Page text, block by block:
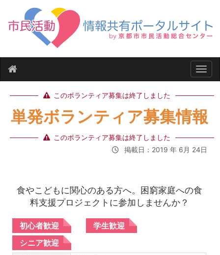
ナビ
このボランティア募集は終了しました
単発ボランティア募集情報
このボランティア募集は終了しました
掲載日：2019 年 6月 24日
食やこどもに関心のある方へ。困窮家庭への食
料支援プロジェクトに参加しませんか？
初心者歓迎
学生歓迎
シニア歓迎